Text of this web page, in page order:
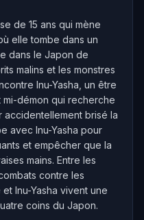
de 15 ans qui mène
elle tombe dans un
dans le Japon de
malins et les monstres
Inu-Yasha, un être
mi-démon qui recherche
accidentellement brisé la
avec Inu-Yasha pour
et empêcher que la
mains. Entre les
contre les
Inu-Yasha vivent une
coins du Japon.